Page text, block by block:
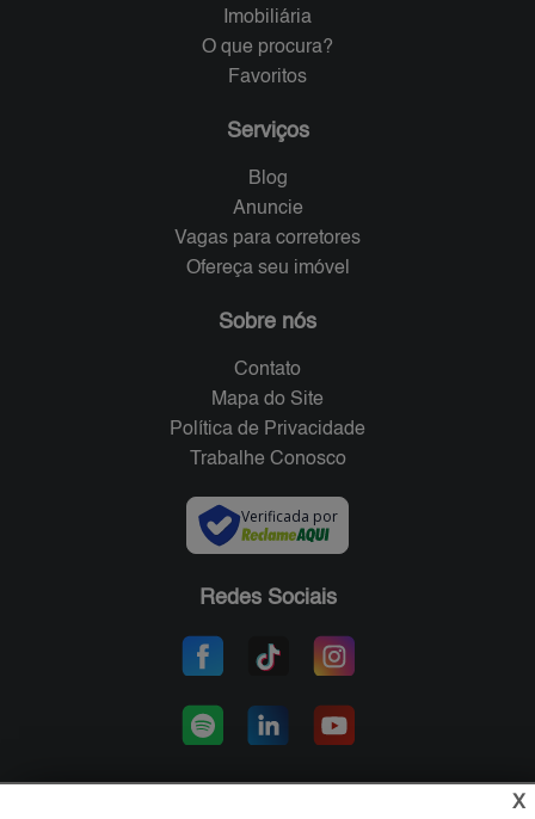
Imobiliária
O que procura?
Favoritos
Serviços
Blog
Anuncie
Vagas para corretores
Ofereça seu imóvel
Sobre nós
Contato
Mapa do Site
Política de Privacidade
Trabalhe Conosco
Verificada por
Redes Sociais
X